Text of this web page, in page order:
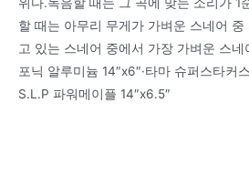
할 때는 아무리 무게가 가벼운 스네어
고 있는 스네어 중에서 가장 가벼운 스
포닉 알루미늄 14″x6″·타마 슈퍼스타커
S.L.P 파워메이플 14″x6.5″